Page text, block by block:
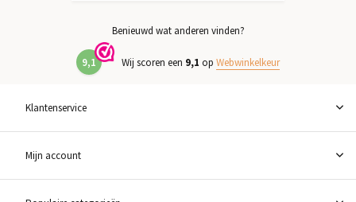
Benieuwd wat anderen vinden?
9,1 Wij scoren een 9,1 op Webwinkelkeur
Klantenservice
Mijn account